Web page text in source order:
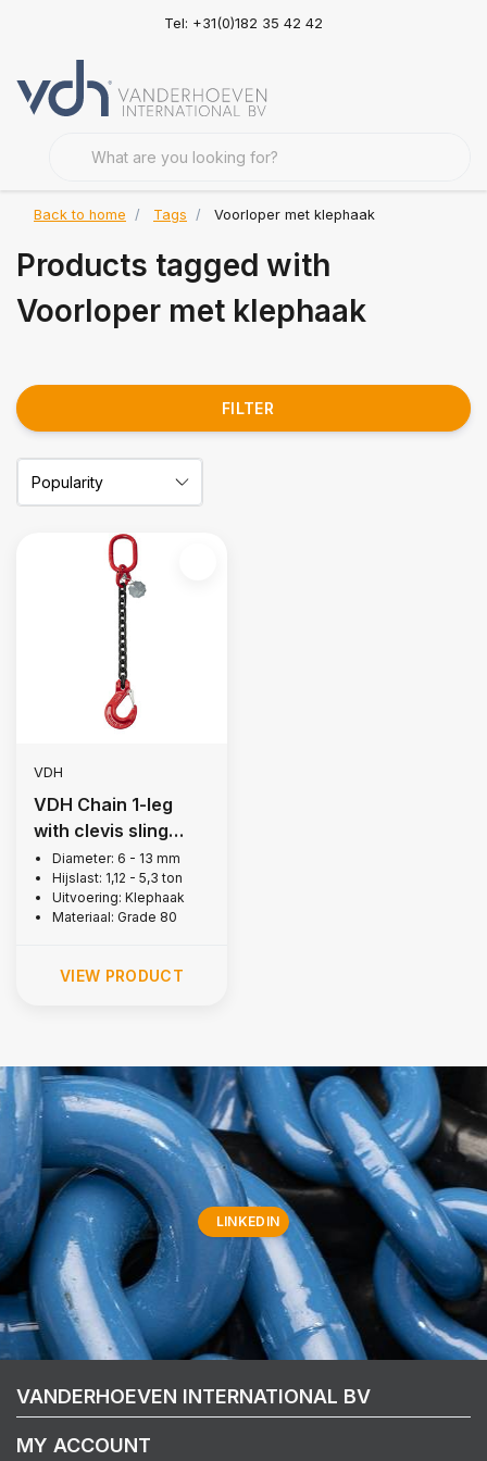
Tel: +31(0)182 35 42 42
Back to home Tags Voorloper met klephaak
Products tagged with
Voorloper met klephaak
FILTER
VDH
VDH Chain 1-leg
with clevis sling
hook, Grade 80
Diameter: 6 - 13 mm
Hijslast: 1,12 - 5,3 ton
Uitvoering: Klephaak
Materiaal: Grade 80
VIEW PRODUCT
LINKEDIN
VANDERHOEVEN INTERNATIONAL BV
MY ACCOUNT